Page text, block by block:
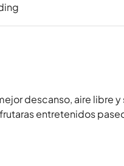
descanso, aire libre y
entretenidos